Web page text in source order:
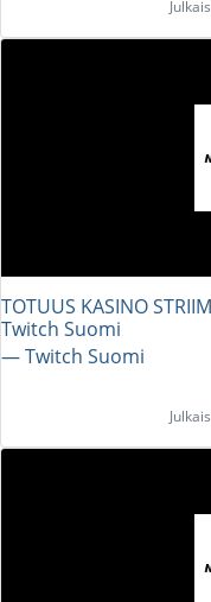
TOTUUS KASINO
Twitch Suomi
― Twitch Suomi